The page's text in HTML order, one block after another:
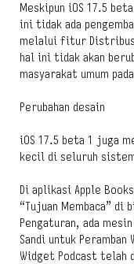
Meskipun iOS 17.5
ini tidak ada
melalui fitur
hal ini tidak akan
masyarakat umum
Perubahan desain
iOS 17.5 beta 1 juga
kecil di seluruh
Di aplikasi Apple
“Tujuan Membaca”
Pengaturan, ada
Sandi untuk Peramban
Widget Podcast telah